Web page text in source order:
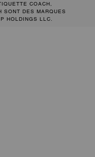
COACH,
SONT DES MARQUES
HOLDINGS LLC.